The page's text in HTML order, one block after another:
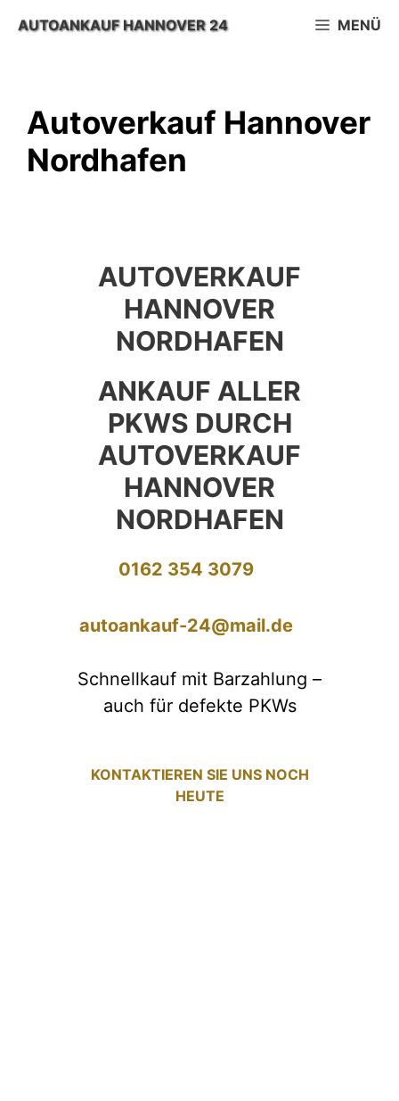
InhaltAUTOANKAUF HANNOVER 24 MENÜ
Autoverkauf Hannover
Nordhafen
AUTOVERKAUF
HANNOVER
NORDHAFEN
ANKAUF ALLER
PKWS DURCH
AUTOVERKAUF
HANNOVER
NORDHAFEN
0162 354 3079
autoankauf-24@mail.de
Schnellkauf mit Barzahlung –
auch für defekte PKWs
KONTAKTIEREN SIE UNS NOCH
HEUTE